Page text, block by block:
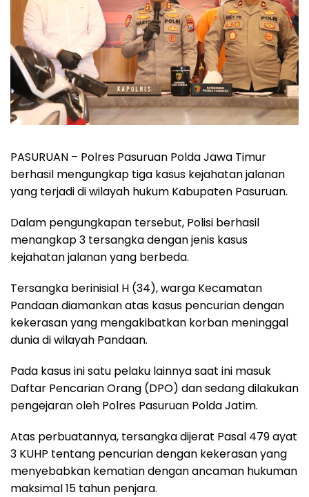
PASURUAN – Polres Pasuruan Polda Jawa Timur
berhasil mengungkap tiga kasus kejahatan jalanan
yang terjadi di wilayah hukum Kabupaten Pasuruan.
Dalam pengungkapan tersebut, Polisi berhasil
menangkap 3 tersangka dengan jenis kasus
kejahatan jalanan yang berbeda.
Tersangka berinisial H (34), warga Kecamatan
Pandaan diamankan atas kasus pencurian dengan
kekerasan yang mengakibatkan korban meninggal
dunia di wilayah Pandaan.
Pada kasus ini satu pelaku lainnya saat ini masuk
Daftar Pencarian Orang (DPO) dan sedang dilakukan
pengejaran oleh Polres Pasuruan Polda Jatim.
Atas perbuatannya, tersangka dijerat Pasal 479 ayat
3 KUHP tentang pencurian dengan kekerasan yang
menyebabkan kematian dengan ancaman hukuman
maksimal 15 tahun penjara.